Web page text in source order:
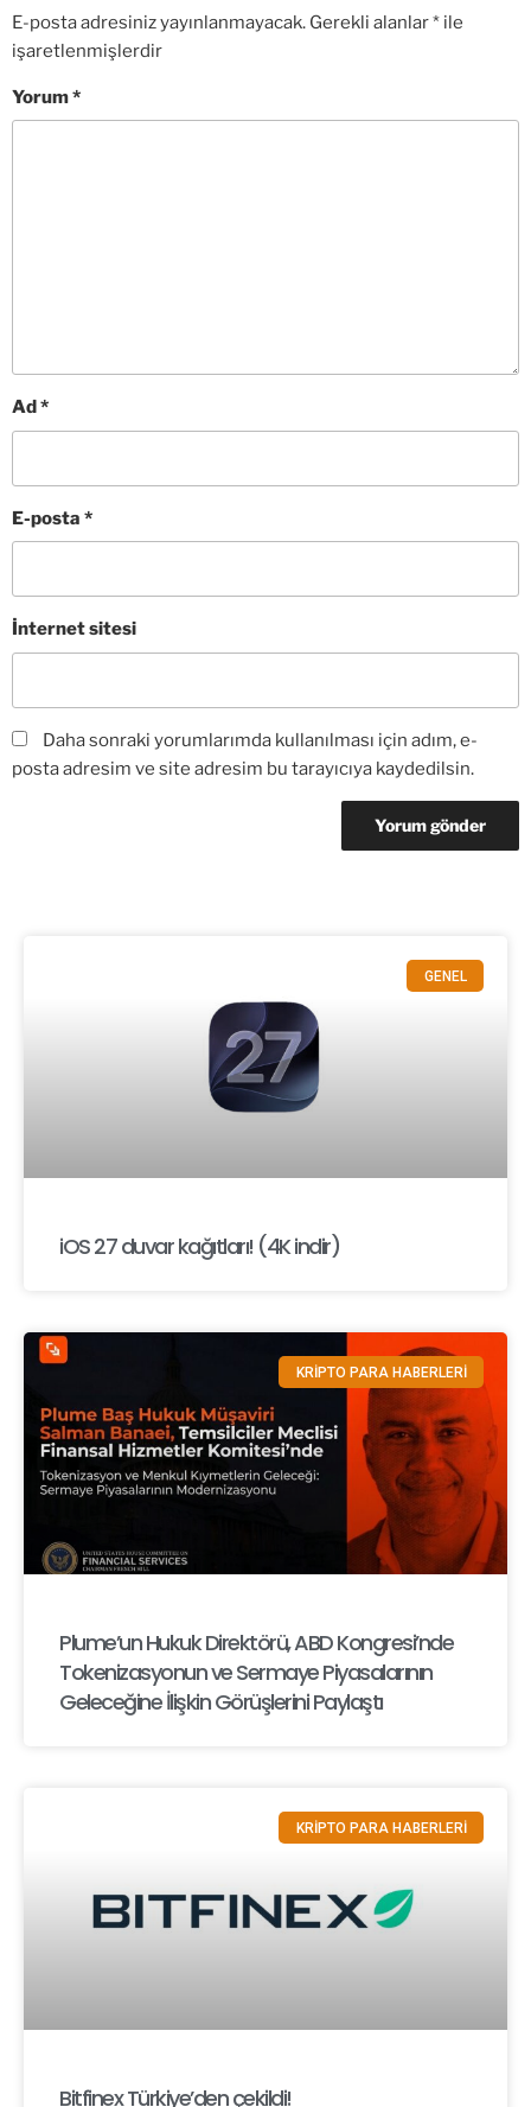
E-posta adresiniz yayınlanmayacak. Gerekli alanlar* ile
işaretlenmişlerdir
Yorum*
Ad *
E-posta *
İnternet sitesi
Daha sonraki yorumlarımda kullanılması için adım, e-
posta adresim ve site adresim bu tarayıcıya kaydedilsin.
GENEL
iOS 27 duvar kağıtları! (4K indir)
KRİPTO PARA HABERLERİ
Plume’un Hukuk Direktörü, ABD Kongresi’nde
Tokenizasyonun ve Sermaye Piyasalarının
Geleceğine İlişkin Görüşlerini Paylaştı
KRİPTO PARA HABERLERİ
Bitfinex Türkiye’den çekildi!